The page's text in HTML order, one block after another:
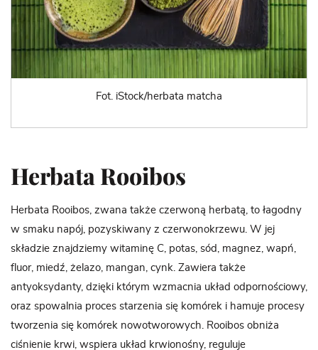
Fot. iStock/herbata matcha
Herbata Rooibos
Herbata Rooibos, zwana także czerwoną herbatą, to łagodny
w smaku napój, pozyskiwany z czerwonokrzewu. W jej
składzie znajdziemy witaminę C, potas, sód, magnez, wapń,
fluor, miedź, żelazo, mangan, cynk. Zawiera także
antyoksydanty, dzięki którym wzmacnia układ odpornościowy,
oraz spowalnia proces starzenia się komórek i hamuje procesy
tworzenia się komórek nowotworowych. Rooibos obniża
ciśnienie krwi, wspiera układ krwionośny, reguluje